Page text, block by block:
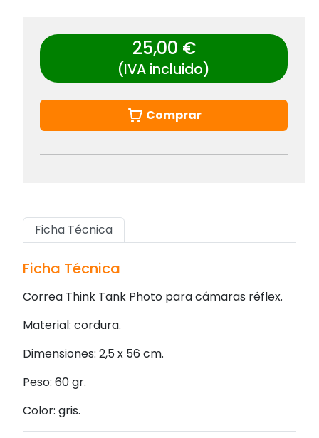
25,00 €
(IVA incluido)
Comprar
Ficha Técnica
Ficha Técnica
Correa Think Tank Photo para cámaras réflex.
Material: cordura.
Dimensiones: 2,5 x 56 cm.
Peso: 60 gr.
Color: gris.